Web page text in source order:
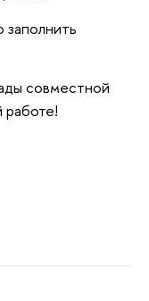
совместной
работе!